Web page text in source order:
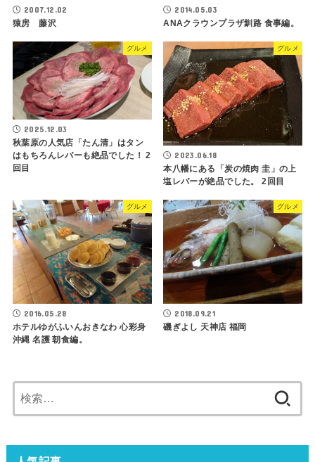
2007.12.02
猿房 藤沢
2014.05.03
ANAクラウンプラザ釧路 食事編。
グルメ
2025.12.03
秋葉原の人気店「たん清」はタン
はもちろんレバーも絶品でした！ 2
回目
グルメ
2023.06.18
本八幡にある「炭の焼肉 圭」の上
塩レバーが絶品でした。 2回目
グルメ
2016.05.28
ホテルゆがふいんおきなわ 心彩身
沖縄 名護 朝食編。
グルメ
2018.09.21
磯ぎよし 天神店 福岡
索: